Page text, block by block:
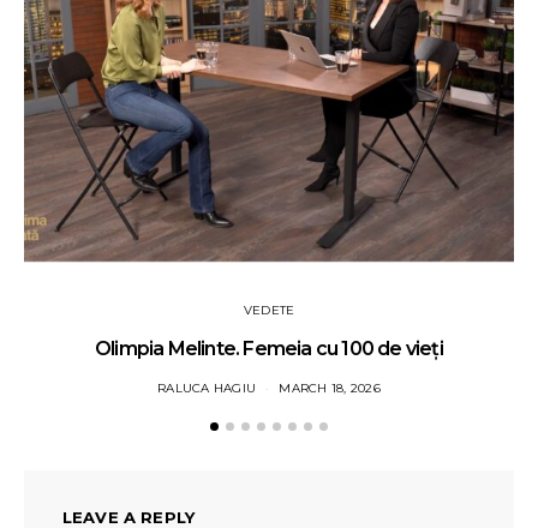
VEDETE
Olimpia Melinte. Femeia cu 100 de vieți
RALUCA HAGIU MARCH 18, 2026
LEAVE A REPLY